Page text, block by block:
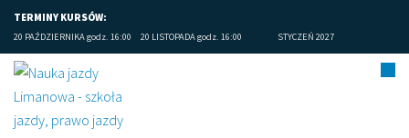
TERMINY KURSÓW:
20 PAŹDZIERNIKA godz. 16:00 20 LISTOPADA godz. 16:00 STYCZEŃ 2027